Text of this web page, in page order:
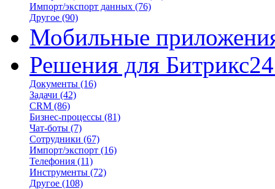
Импорт/экспорт данных (76)
Другое (90)
Мобильные
Решения для Битрикс24
Документы (16)
Задачи (42)
CRM (86)
Бизнес-процессы (81)
Чат-боты (7)
Сотрудники (67)
Импорт/экспорт (16)
Телефония (11)
Инструменты (72)
Другое (108)